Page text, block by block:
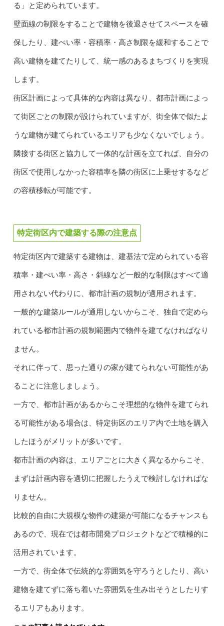
る」と定められています。
壁面線の制限をすることで建物を後退させてスペースを確
保したり、建ぺい率・容積率・高さ制限を緩和することで
高い建物を建てたりして、統一感のあるまちづくりを実現
します。
街区計画によって具体的な内容は異なり、都市計画によっ
て街区ごとの制限が設けられていますが、街全体で似たよ
うな建物が建てられているエリアも少なくないでしょう。
隣接する街区と協力して一体的な計画を立てれば、自分の
街区で使用しなかった容積率を隣の街区に上乗せするなど
の容積移転が可能です。
特定街区内で建築する際の注意点
特定街区内で建築する建物は、建基法で定められている容
積率・建ぺい率・高さ・斜線など一般的な制限はすべて適
用されない代わりに、都市計画の規制が適用されます。
一般的な建築ルールが通用しないからこそ、独自で定めら
れている都市計画の規制範囲内で物件を建てなければなり
ません。
それに伴って、思った通りの家が建てられない可能性があ
ることに注意しましょう。
一方で、都市計画があるからこそ理想的な物件を建てられ
る可能性がある場合は、特定街区のエリア内で土地を購入
したほうがメリットが多いです。
都市計画の内容は、エリアごとに大きく異なるからこそ、
まずは計画内容を適切に把握したうえで検討しなければな
りません。
比較的自由に大規模な物件の建築が可能になるチャンスも
あるので、現在では都市開発プロジェクトなどで積極的に
活用されています。
一方で、街全体で伝統的な雰囲気を守ろうとしたり、高い
建物を建てずに落ち着いた雰囲気を生み出そうとしたりす
るエリアもあります。